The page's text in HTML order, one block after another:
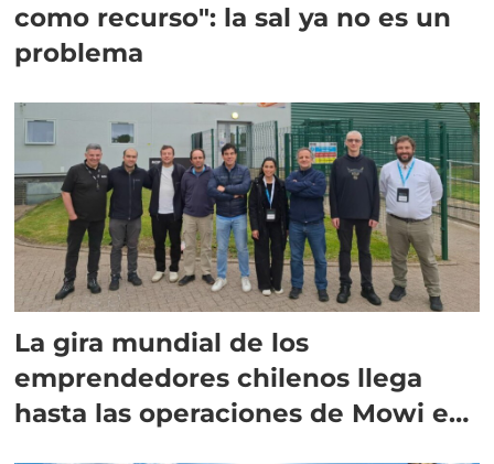
como recurso": la sal ya no es un
problema
La gira mundial de los
emprendedores chilenos llega
hasta las operaciones de Mowi en